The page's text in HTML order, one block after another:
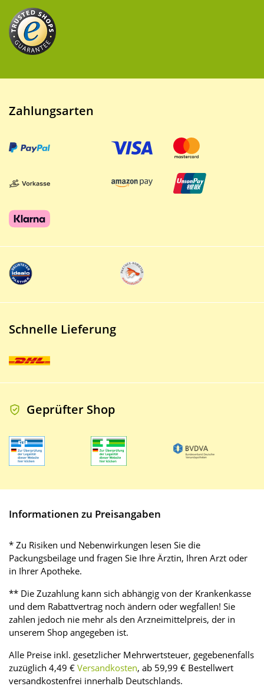
Zahlungsarten
Schnelle Lieferung
Geprüfter Shop
Informationen zu Preisangaben
* Zu Risiken und Nebenwirkungen lesen Sie die
Packungsbeilage und fragen Sie Ihre Ärztin, Ihren Arzt oder
in Ihrer Apotheke.
** Die Zuzahlung kann sich abhängig von der Krankenkasse
und dem Rabattvertrag noch ändern oder wegfallen! Sie
zahlen jedoch nie mehr als den Arzneimittelpreis, der in
unserem Shop angegeben ist.
Alle Preise inkl. gesetzlicher Mehrwertsteuer, gegebenenfalls
zuzüglich 4,49 € Versandkosten, ab 59,99 € Bestellwert
versandkostenfrei innerhalb Deutschlands.